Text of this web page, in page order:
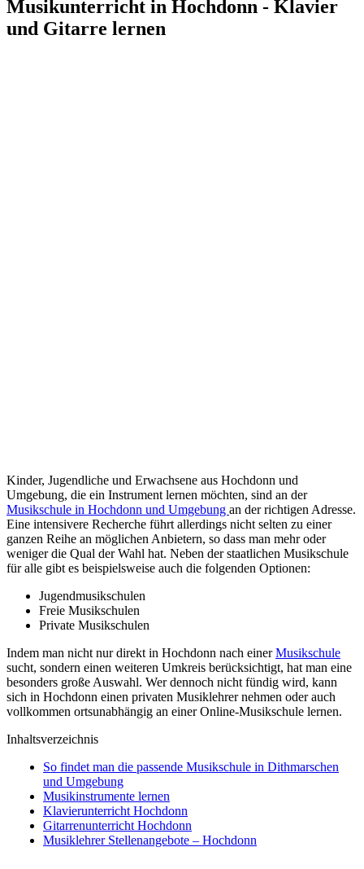
Musikunterricht in Hochdonn - Klavier
und Gitarre lernen
Kinder, Jugendliche und Erwachsene aus Hochdonn und
Umgebung, die ein Instrument lernen möchten, sind an der
Musikschule in Hochdonn und Umgebung an der richtigen Adresse.
Eine intensivere Recherche führt allerdings nicht selten zu einer
ganzen Reihe an möglichen Anbietern, so dass man mehr oder
weniger die Qual der Wahl hat. Neben der staatlichen Musikschule
für alle gibt es beispielsweise auch die folgenden Optionen:
Jugendmusikschulen
Freie Musikschulen
Private Musikschulen
Indem man nicht nur direkt in Hochdonn nach einerMusikschule
sucht, sondern einen weiteren Umkreis berücksichtigt, hat man eine
besonders große Auswahl. Wer dennoch nicht fündig wird, kann
sich in Hochdonn einen privaten Musiklehrer nehmen oder auch
vollkommen ortsunabhängig an einer Online-Musikschule lernen.
Inhaltsverzeichnis
So findet man die passende Musikschule in Dithmarschen
und Umgebung
Musikinstrumente lernen
Klavierunterricht Hochdonn
Gitarrenunterricht Hochdonn
Musiklehrer Stellenangebote – Hochdonn